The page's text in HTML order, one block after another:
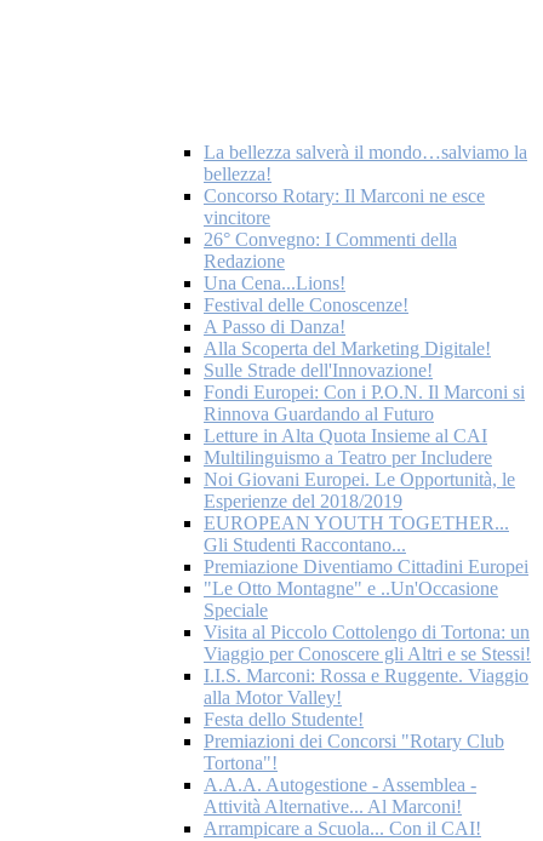
La bellezza salverà il mondo…salviamo la
bellezza!
Concorso Rotary: Il Marconi ne esce
vincitore
26° Convegno: I Commenti della
Redazione
Una Cena...Lions!
Festival delle Conoscenze!
A Passo di Danza!
Alla Scoperta del Marketing Digitale!
Sulle Strade dell'Innovazione!
Fondi Europei: Con i P.O.N. Il Marconi si
Rinnova Guardando al Futuro
Letture in Alta Quota Insieme al CAI
Multilinguismo a Teatro per Includere
Noi Giovani Europei. Le Opportunità, le
Esperienze del 2018/2019
EUROPEAN YOUTH TOGETHER...
Gli Studenti Raccontano...
Premiazione Diventiamo Cittadini Europei
"Le Otto Montagne" e ..Un'Occasione
Speciale
Visita al Piccolo Cottolengo di Tortona: un
Viaggio per Conoscere gli Altri e se Stessi!
I.I.S. Marconi: Rossa e Ruggente. Viaggio
alla Motor Valley!
Festa dello Studente!
Premiazioni dei Concorsi "Rotary Club
Tortona"!
A.A.A. Autogestione - Assemblea -
Attività Alternative... Al Marconi!
Arrampicare a Scuola... Con il CAI!